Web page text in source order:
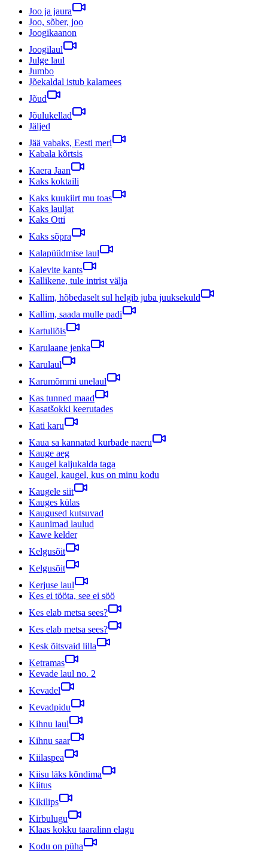
Joo ja jaura
Joo, sõber, joo
Joogikaanon
Joogilaul
Julge laul
Jumbo
Jõekaldal istub kalamees
Jõud
Jõulukellad
Jäljed
Jää vabaks, Eesti meri
Kabala kõrtsis
Kaera Jaan
Kaks koktaili
Kaks kuukiirt mu toas
Kaks lauljat
Kaks Otti
Kaks sõpra
Kalapüüdmise laul
Kalevite kants
Kallikene, tule intrist välja
Kallim, hõbedaselt sul helgib juba juuksekuld
Kallim, saada mulle padi
Kartuliõis
Karulaane jenka
Karulaul
Karumõmmi unelaul
Kas tunned maad
Kasatšokki keerutades
Kati karu
Kaua sa kannatad kurbade naeru
Kauge aeg
Kaugel kaljukalda taga
Kaugel, kaugel, kus on minu kodu
Kaugele siit
Kauges külas
Kaugused kutsuvad
Kaunimad laulud
Kawe kelder
Kelgusõit
Kelgusõit
Kerjuse laul
Kes ei tööta, see ei söö
Kes elab metsa sees?
Kes elab metsa sees?
Kesk õitsvaid lilla
Ketramas
Kevade laul no. 2
Kevadel
Kevadpidu
Kihnu laul
Kihnu saar
Kiilaspea
Kiisu läks kõndima
Kiitus
Kikilips
Kirbulugu
Klaas kokku taaralinn elagu
Kodu on püha